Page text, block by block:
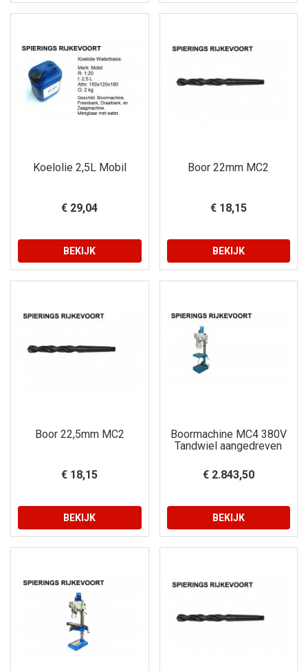
Koelolie 2,5L Mobil
€ 29,04
BEKIJK
Boor 22mm MC2
€ 18,15
BEKIJK
Boor 22,5mm MC2
€ 18,15
BEKIJK
Boormachine MC4 380V
Tandwiel aangedreven
€ 2.843,50
BEKIJK